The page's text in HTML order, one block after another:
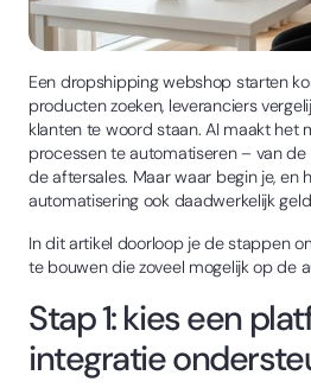
Een dropshipping webshop starten
producten zoeken, leveranciers
klanten te woord staan. AI maakt het
processen te automatiseren – van
de aftersales. Maar waar begin je, en
automatisering ook daadwerkelijk
In dit artikel doorloop je de stappen
te bouwen die zoveel mogelijk op de
Stap 1: kies een
integratie